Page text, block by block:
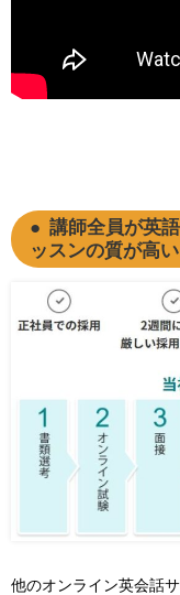
講師全員が英
ッスンの質が高い
他のオンライン英会話